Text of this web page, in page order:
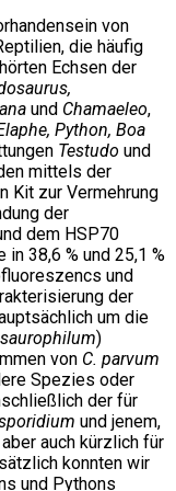
von
die häufig
Echsen der
und Chamaeleo,
Python, Boa
Testudo und
mittels der
Kit zur Vermehrung
der
dem HSP70
in 38,6 % und 25,1 %
und
der
um die
)
von C. parvum
Spezies oder
der für
und jenem,
auch kürzlich für
konnten wir
und Pythons